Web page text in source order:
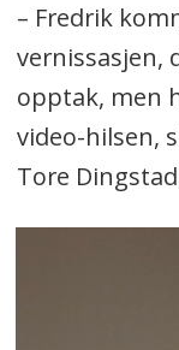
– Fredrik
vernissasjen,
opptak, men
video-hilsen,
Tore